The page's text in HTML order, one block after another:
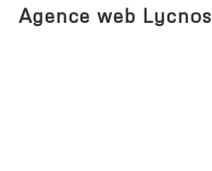
Agence web Lycnos